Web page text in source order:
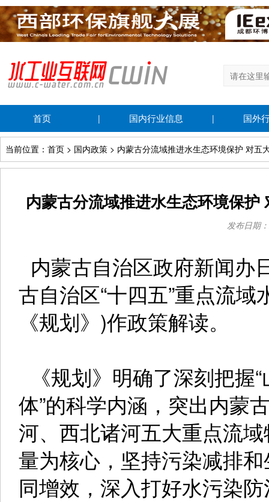
首页 | 国内行业信息 | 国外
当前位置：首页 > 国内政策 > 内蒙古分流域推进水生态环境保护 对五
内蒙古分流域推进水生态环境保
发布日期
内蒙古自治区政府新闻办
古自治区“十四五”重点流
《规划》)作政策解读。
《规划》明确了深刻把握
体”的科学内涵，突出内蒙
河、西北诸河五大重点流
量为核心，坚持污染减排
同增效，深入打好水污染